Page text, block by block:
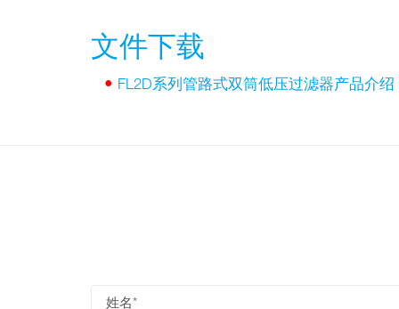
文件下载
• FL2D系列管路式双筒低压过滤器产品介绍